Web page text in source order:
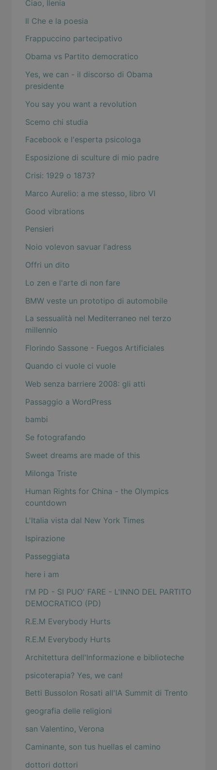
Ciao, Ilenia
Il Che e la poesia
Frappuccino partecipativo
Obama vs Partito democratico
Yes, we can - il discorso di Obama
presidente
You say you want a revolution
Scemo chi studia
Facebook e l'esperta psicologa
Esposizione di sculture di mio padre
Crisi: 1929 o 1873?
Marco Aurelio: a me stesso, libro VI
Good vibrations
Pensieri
Noio volevon savuar l'adress
Offri un dito
Lo zen e l'arte di non fare
BMW veste un prototipo di automobile
La sessualità nel Mediterraneo nel terzo
millennio
Florindo Sassone - Fuegos Artificiales
Quando ci vuole ci vuole
Web senza barriere 2008: gli atti
Passaggio a WordPress
bambi
Se fotografando
Sweet dreams are made of this
Milonga Triste
Human Rights for China - the Olympics
countdown
L'Italia vista dal New York Times
Ispirazione
Passeggiata
here i am
I'M PD - SI PUO' FARE - L'INNO DEL PARTITO
DEMOCRATICO (PD)
R.E.M Everybody Hurts
R.E.M Everybody Hurts
Architettura dell'Informazione e biblioteche
psicoterapia? Yes, we can!
Betti Bussolon Rosati all'IA Summit di Trento
geografia delle religioni
san Valentino, Verona
Caminante, son tus huellas el camino
dottori dottori